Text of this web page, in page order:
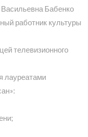
Бабенко
работник культуры
телевизионного
лауреатами